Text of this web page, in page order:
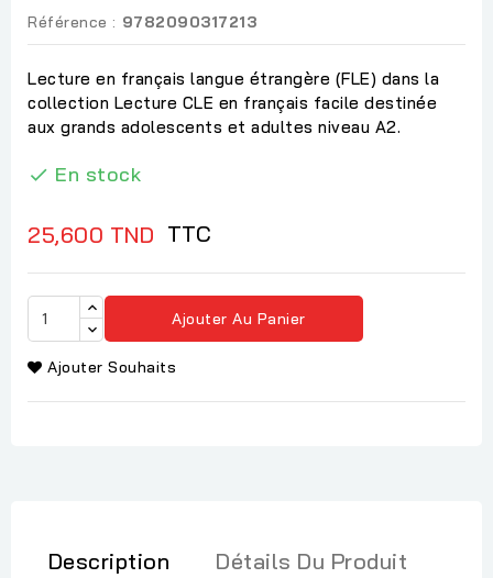
Référence : 9782090317213
Lecture en français langue étrangère (FLE) dans la
collection Lecture CLE en français facile destinée
aux grands adolescents et adultes niveau A2.
 En stock
25,600 TND TTC
Ajouter Au Panier
Ajouter Souhaits
Description Détails Du Produit